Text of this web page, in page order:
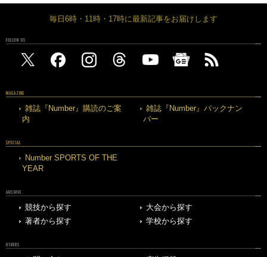
毎日6時・11時・17時に最新記事をお届けします
FOLLOW US
MAGAZINE
雑誌『Number』購読のご案
内
雑誌『Number』バックナン
バー
SPECIAL
Number SPORTS OF THE
YEAR
ARCHIVE
競技から探す
大会から探す
著者から探す
学校から探す
OTHERS